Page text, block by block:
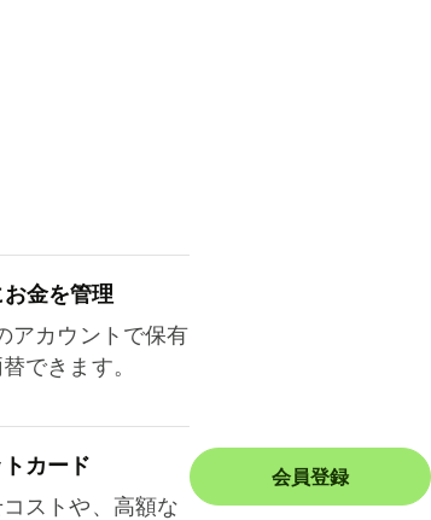
金を管理
アカウントで保有
できます。
カード
ストや、高額な
会員登録